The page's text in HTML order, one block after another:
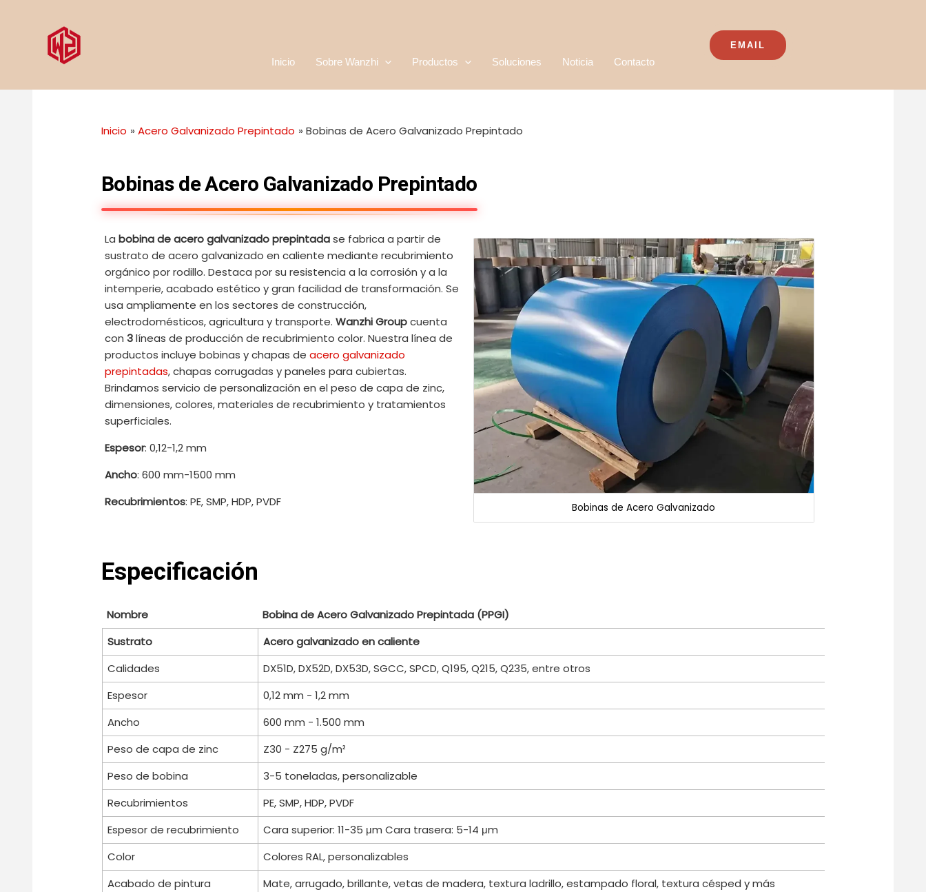
contenido
Inicio Sobre Wanzhi Productos Soluciones Noticia Contacto
EMAIL
Inicio Acero Galvanizado Prepintado Bobinas de Acero Galvanizado Prepintado
Bobinas de Acero Galvanizado Prepintado
Labobina de acero galvanizado prepintadase fabrica a partir de
sustrato de acero galvanizado en caliente mediante recubrimiento
orgánico por rodillo. Destaca por su resistencia a la corrosión y a la
intemperie, acabado estético y gran facilidad de transformación. Se
usa ampliamente en los sectores de construcción,
electrodomésticos, agricultura y transporte.Wanzhi Groupcuenta
con3líneas de producción de recubrimiento color. Nuestra línea de
productos incluye bobinas y chapas deacero galvanizado
prepintadas, chapas corrugadas y paneles para cubiertas.
Brindamos servicio de personalización en el peso de capa de zinc,
dimensiones, colores, materiales de recubrimiento y tratamientos
superficiales.
Espesor: 0,12-1,2 mm
Ancho: 600 mm-1500 mm
Recubrimientos: PE, SMP, HDP, PVDF Bobinas de Acero Galvanizado
Especificación
Nombre
Bobina de Acero Galvanizado Prepintada (PPGI)
Nombre
Bobina de Acero Galvanizado Prepintada (PPGI)
Sustrato
Acero galvanizado en caliente
Calidades
DX51D, DX52D, DX53D, SGCC, SPCD, Q195, Q215, Q235, entre otros
Espesor
0,12 mm - 1,2 mm
Ancho
600 mm - 1.500 mm
Peso de capa de zinc
Z30 - Z275 g/m²
Peso de bobina
3-5 toneladas, personalizable
Recubrimientos
PE, SMP, HDP, PVDF
Espesor de recubrimiento
Cara superior: 11-35 μm Cara trasera: 5-14 μm
Color
Colores RAL, personalizables
Acabado de pintura
Mate, arrugado, brillante, vetas de madera, textura ladrillo, estampado floral, textura césped y más